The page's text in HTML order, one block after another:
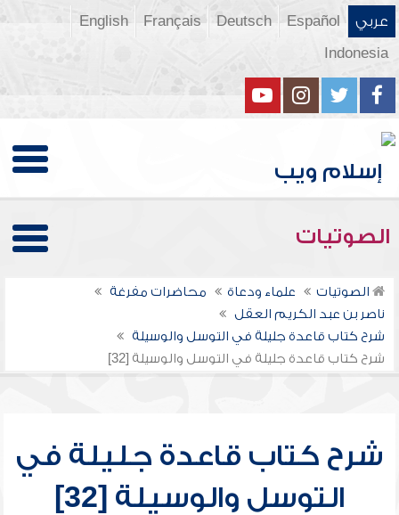
عربي Español
Deutsch
Français
English
Indonesia
الصوتيات
الصوتيات علماء ودعاة
محاضرات مفرغة
ناصر بن عبد الكريم العقل
شرح كتاب قاعدة جليلة في التوسل والوسيلة
شرح كتاب قاعدة جليلة في التوسل والوسيلة [32]
شرح كتاب قاعدة جليلة في
التوسل والوسيلة [32]